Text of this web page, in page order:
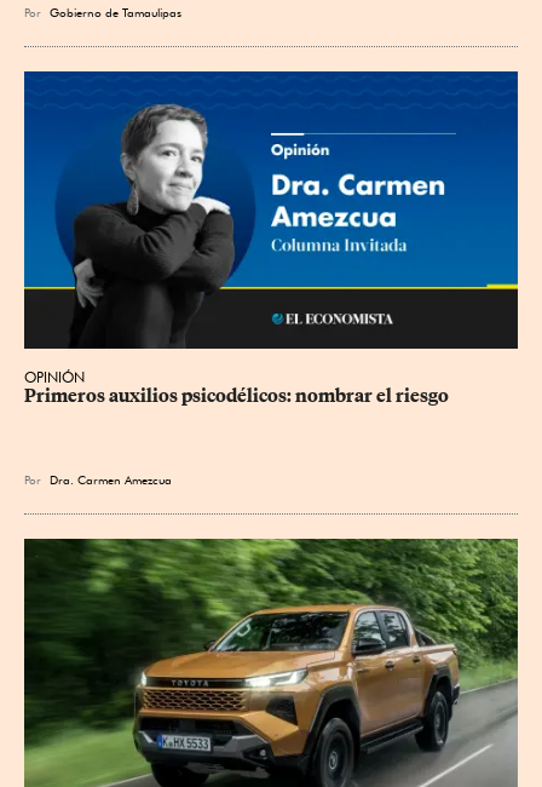
Por Gobierno de Tamaulipas
OPINIÓN
Primeros auxilios psicodélicos: nombrar el riesgo
Por Dra. Carmen Amezcua